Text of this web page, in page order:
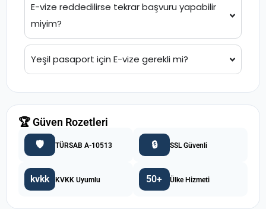
E-vize reddedilirse tekrar başvuru yapabilir
miyim?
Yeşil pasaport için E-vize gerekli mi?
🏆 Güven Rozetleri
🛡️ TÜRSAB A-10513 🔒 SSL Güvenli
kvkk KVKK Uyumlu 50+ Ülke Hizmeti